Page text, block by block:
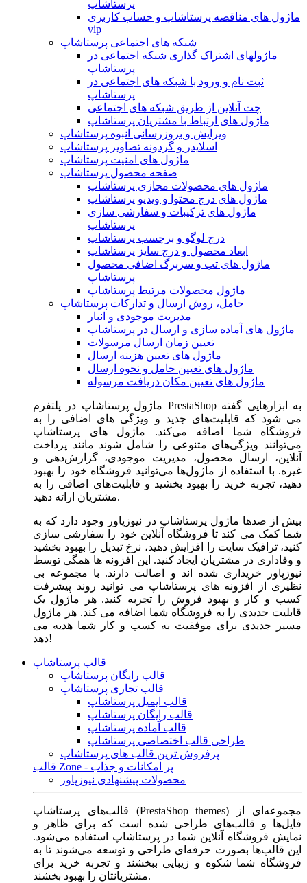
پرستاشاپ
ماژول های مناقصه پرستاشاپ و حساب کاربری
vip
شبکه های اجتماعی پرستاشاپ
ماژولهای اشتراک‌ گذاری شبکه اجتماعی در
پرستاشاپ
ثبت نام و ورود با شبکه های اجتماعی در
پرستاشاپ
چت آنلاین از طریق شبکه های اجتماعی
ماژول های ارتباط با مشتریان پرستاشاپ
ویرایش و بروزرسانی انبوه پرستاشاپ
اسلایدر و گردونه تصاویر پرستاشاپ
ماژول های امنیت پرستاشاپ
صفحه محصول پرستاشاپ
ماژول های محصولات مجازی پرستاشاپ
ماژول های درج محتوا و ویدیو پرستاشاپ
ماژول های ترکیبات و سفارشی سازی
پرستاشاپ
درج لوگو و برچسب پرستاشاپ
ابعاد محصول و درج سایز پرستاشاپ
ماژول های تب و سربرگ اضافی محصول
پرستاشاپ
ماژول محصولات مرتبط پرستاشاپ
حامل، روش ارسال و تدارکات پرستاشاپ
مدیریت موجودی و انبار
ماژول های آماده سازی و ارسال در پرستاشاپ
تعیین زمان ارسال مرسولات
ماژول های تعیین هزینه ارسال
ماژول های تعیین حامل و نحوه ارسال
ماژول های تعیین مکان دریافت مرسوله
ماژول‌ پرستاشاپ در پلتفرم PrestaShop به ابزارهایی گفته
می شود که قابلیت‌های جدید و ویژگی های اضافی را به
فروشگاه شما اضافه می‌کند. ماژول های پرستاشاپ
می‌توانند ویژگی‌های متنوعی را شامل شوند مانند پرداخت
آنلاین، ارسال محصول، مدیریت موجودی، گزارش‌دهی و
غیره. با استفاده از ماژول‌ها می‌توانید فروشگاه خود را بهبود
دهید، تجربه خرید را بهبود بخشید و قابلیت‌های اضافی را به
مشتریان ارائه دهید.
بیش از صدها ماژول پرستاشاپ در نیوزپاور وجود دارد که به
شما کمک می کند تا فروشگاه آنلاین خود را سفارشی سازی
کنید، ترافیک سایت را افزایش دهید، نرخ تبدیل را بهبود بخشید
و وفاداری در مشتریان ایجاد کنید. این افزونه ها همگی توسط
نیوزپاور خریداری شده اند و اصالت دارند. با مجموعه بی
نظیری از افزونه های پرستاشاپ می توانید روند پیشرفت
کسب و کار و بهبود فروش را تجربه کنید. هر ماژول یک
قابلیت جدیدی را به فروشگاه شما اضافه می کند. هر ماژول
مسیر جدیدی برای موفقیت به کسب و کار شما هدیه می
دهد!
قالب پرستاشاپ
قالب رایگان پرستاشاپ
قالب تجاری پرستاشاپ
قالب ایمیل پرستاشاپ
قالب رایگان پرستاشاپ
قالب آماده پرستاشاپ
طراحی قالب اختصاصی پرستاشاپ
پرفروش ترین قالب های پرستاشاپ
قالب Zone - پر امکانات و جذاب
محصولات پیشنهادی نیوزپاور
قالب‌های پرستاشاپ (PrestaShop themes) مجموعه‌ای از
فایل‌ها و قالب‌های طراحی شده است که برای ظاهر و
نمایش فروشگاه آنلاین شما در پرستاشاپ استفاده می‌شود.
این قالب‌ها بصورت حرفه‌ای طراحی و توسعه می‌شوند تا به
فروشگاه شما شکوه و زیبایی ببخشند و تجربه خرید برای
مشتریانتان را بهبود بخشند.